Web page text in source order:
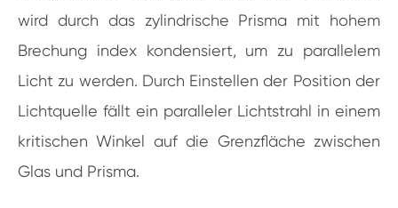
wird durch das zylindrische Prisma mit hohem
Brechung index kondensiert, um zu parallelem
Licht zu werden. Durch Einstellen der Position der
Lichtquelle fällt ein paralleler Lichtstrahl in einem
kritischen Winkel auf die Grenzfläche zwischen
Glas und Prisma.